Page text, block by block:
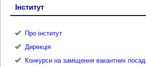
Інститут
Про інститут
Дирекція
Конкурси на заміщення вакантних посад